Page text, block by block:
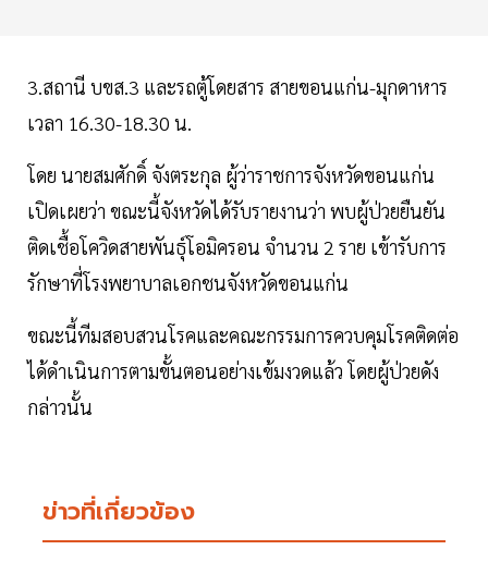
3.สถานี บขส.3 และรถตู้โดยสาร สายขอนแก่น-มุกดาหาร
เวลา 16.30-18.30 น.
โดย นายสมศักดิ์ จังตระกุล ผู้ว่าราชการจังหวัดขอนแก่น
เปิดเผยว่า ขณะนี้จังหวัดได้รับรายงานว่า พบผู้ป่วยยืนยัน
ติดเชื้อโควิดสายพันธุ์โอมิครอน จำนวน 2 ราย เข้ารับการ
รักษาที่โรงพยาบาลเอกชนจังหวัดขอนแก่น
ขณะนี้ทีมสอบสวนโรคและคณะกรรมการควบคุมโรคติดต่อ
ได้ดำเนินการตามขั้นตอนอย่างเข้มงวดแล้ว โดยผู้ป่วยดัง
กล่าวนั้น
ข่าวที่เกี่ยวข้อง